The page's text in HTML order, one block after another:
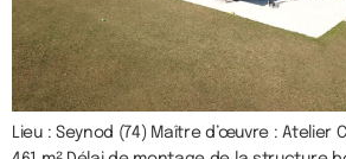
Lieu : Seynod (74) Maître d’œuvre : Atelier